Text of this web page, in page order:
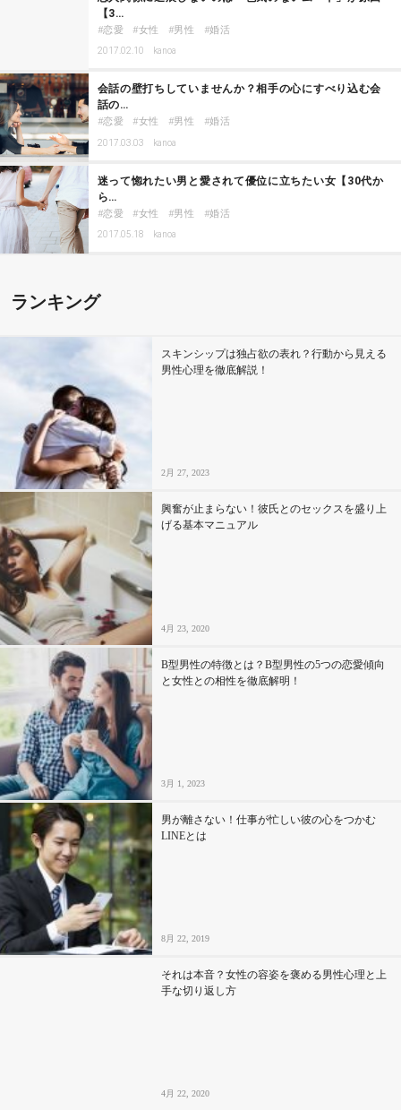
【3…
恋愛 女性 男性 婚活
2017.02.10 kanoa
会話の壁打ちしていませんか？相手の心にすべり込む会
話の…
恋愛 女性 男性 婚活
2017.03.03 kanoa
迷って惚れたい男と愛されて優位に立ちたい女【30代か
ら…
恋愛 女性 男性 婚活
2017.05.18 kanoa
ランキング
スキンシップは独占欲の表れ？行動から見える
男性心理を徹底解説！
2月 27, 2023
興奮が止まらない！彼氏とのセックスを盛り上
げる基本マニュアル
4月 23, 2020
B型男性の特徴とは？B型男性の5つの恋愛傾向
と女性との相性を徹底解明！
3月 1, 2023
男が離さない！仕事が忙しい彼の心をつかむ
LINEとは
8月 22, 2019
それは本音？女性の容姿を褒める男性心理と上
手な切り返し方
4月 22, 2020